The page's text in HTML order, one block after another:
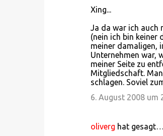
Xing...
Ja da war ich auch
(nein ich bin keiner
meiner damaligen,
Unternehmen war,
meiner Seite zu
Mitgliedschaft.
schlagen. Soviel
6. August 2008 um
oliverg hat gesagt…